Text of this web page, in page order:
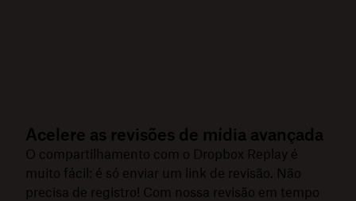
Acelere as revisões de mídia avançada
O compartilhamento com o Dropbox Replay é
muito fácil: é só enviar um link de revisão. Não
precisa de registro! Com nossa revisão em tempo